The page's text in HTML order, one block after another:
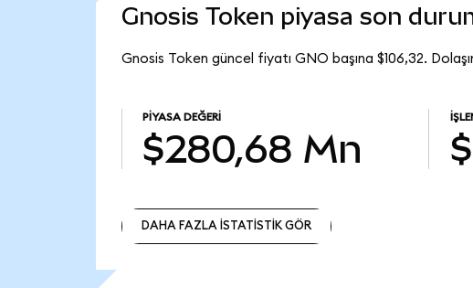
Gnosis Token piyasa son
Gnosis Token güncel fiyatı GNO başına $106,32.
PIYASA DEĞERI
$280,68 Mn
DAHA FAZLA İSTATİSTİK GÖR